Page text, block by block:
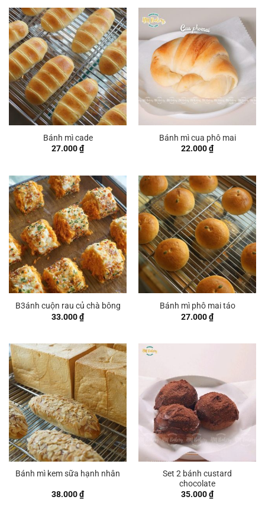
Bánh mì cade
27.000₫
Bánh mì cua phô mai
22.000₫
B3ánh cuộn rau củ chà bông
33.000₫
Bánh mì phô mai táo
27.000₫
Bánh mì kem sữa hạnh nhân
38.000₫
Set 2 bánh custard
chocolate
35.000₫